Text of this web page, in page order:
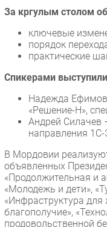
CIO/Управление ИТ
Здоровье
РАЗДЕЛЫ
Новости
Аналитика
Интервью
Мероприятия
Проекты
IT класс
Тестовый стенд
Каталог компаний
За кргулым столом
ключевые
порядок
практические
Спикерами
Надежда
«Решение-Н»,
Андрей Силачев
направления
В Мордовии
объявленных
«Продолжительная и
«Молодежь и дети»,
«Инфраструктура для
благополучие»,
продовольственной